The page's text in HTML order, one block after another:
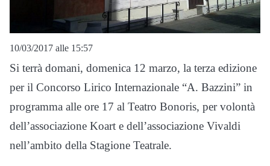
10/03/2017 alle 15:57
Si terrà domani, domenica 12 marzo, la terza edizione
per il Concorso Lirico Internazionale “A. Bazzini” in
programma alle ore 17 al Teatro Bonoris, per volontà
dell’associazione Koart e dell’associazione Vivaldi
nell’ambito della Stagione Teatrale.